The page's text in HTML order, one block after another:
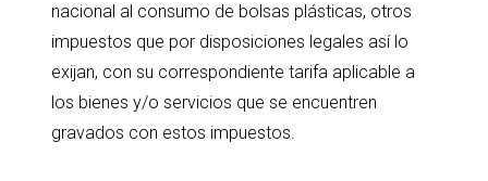
nacional al consumo de bolsas plásticas, otros
impuestos que por disposiciones legales así lo
exijan, con su correspondiente tarifa aplicable a
los bienes y/o servicios que se encuentren
gravados con estos impuestos.